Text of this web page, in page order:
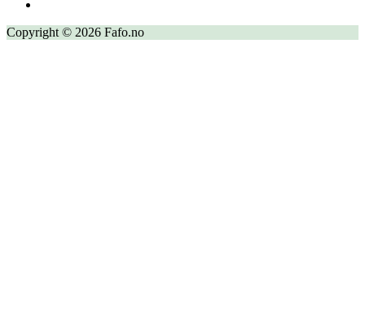
Copyright © 2026 Fafo.no